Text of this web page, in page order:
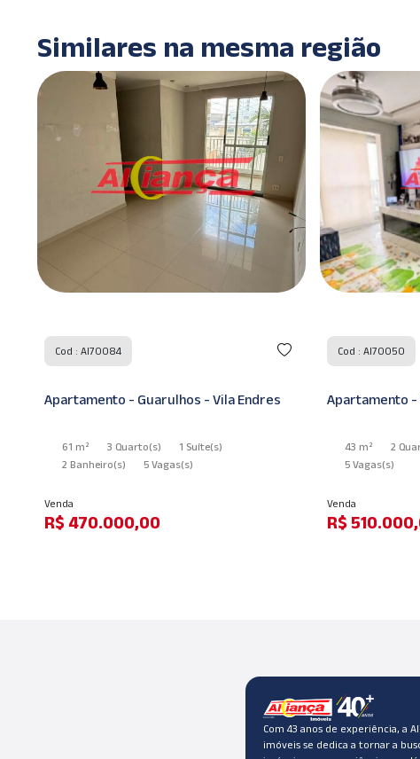
Similares na mesma região
Cod : AI70050
Apartamento - Guarulhos - Vila Endres
43 m² 2 Quarto(s) 1 Banheiro
5 Vagas(s)
Venda
R$ 510.000,00
Cod : AI70021
Comercial -
130 m²
Locação
R$
Com 43 anos de experiência, a
imóveis se dedica a tornar a